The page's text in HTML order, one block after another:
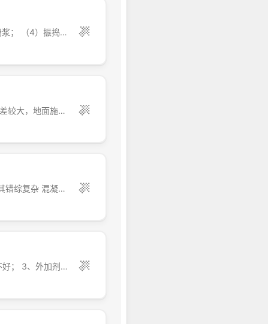
常见问题有： （1）配合比计量不准，砂石级配不好； （2）搅拌不匀； （3）模板漏浆； （4）振捣不够或漏振； （5）一次浇捣混土太厚，分层不清，混凝土交接不清，振捣质量无法掌握； （6）自由倾落高度超过规定，混凝土离析、石子赶堆； （7）振捣器损坏，或监时断电造...
卫生间积水、漏水、管道堵塞是最常见的质量通病。 积水的原因是，地漏安装高度偏差较大，地面施工无法弥补；地面在地漏四周形成倒坡；地面的平整度及坡向地漏的坡度不符合要求。 漏水的原因是:排水管甩口高度不够，大便器出口插入排水管的深度不够；蹲坑出口与排水管连接处没有填抹严实；厕所地面防水处理不好，使上层渗漏水顺管道四周和墙缝流到下...
(一)混凝土裂缝 混凝土结构及构件产生裂缝是一种常见的质量通病，裂缝的原因也极其错综复杂 混凝土裂缝主要有七大类，究竟是由哪一类中的何种原因所引起的裂缝，则应针对质量问题的特征作具体分析。 混凝土干缩裂缝 1.裂缝特征 混凝土干缩裂缝特征具有表面性，缝宽较细，多在0.05~0.2mm之间，...
混凝土离析 1、水胶比过大（有可能车中积水未倒净）； 2、粗骨料粒径过大，级配不好； 3、外加剂掺量过大。 使用离析混凝土的后果： 1、堵管； 2、会造成墙、柱结构分层，严重时柱、墙上部很大范围内无粗骨料，必须拆除返工； 3、会造成梁板结构...